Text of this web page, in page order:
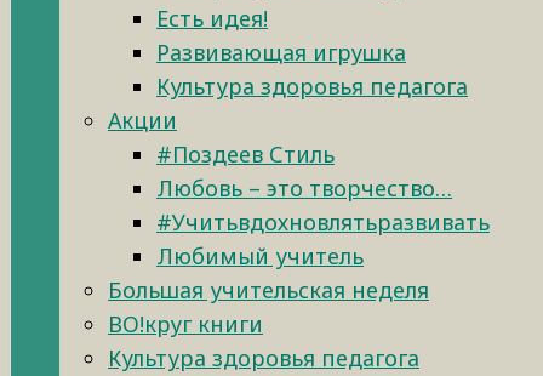
Есть идея!
Развивающая игрушка
Культура здоровья педагога
Акции
#Поздеев Стиль
Любовь – это творчество…
#Учитьвдохновлятьразвивать
Любимый учитель
Большая учительская неделя
ВО!круг книги
Культура здоровья педагога